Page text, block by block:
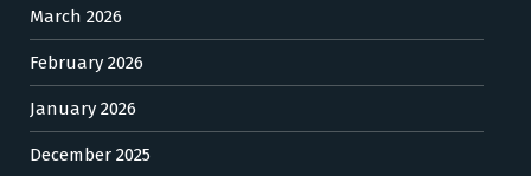
March 2026
February 2026
January 2026
December 2025